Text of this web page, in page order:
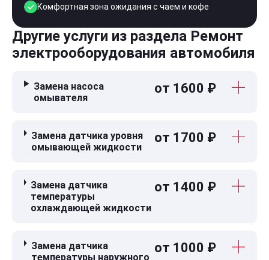
Комфортная зона ожидания с чаем и кофе
Другие услуги из раздела Ремонт
электрооборудования автомобиля
Замена насоса
омывателя
от 1600 ₽
Замена датчика уровня
омывающей жидкости
от 1700 ₽
Замена датчика
температуры
охлаждающей жидкости
от 1400 ₽
Замена датчика
температуры наружного
от 1000 ₽